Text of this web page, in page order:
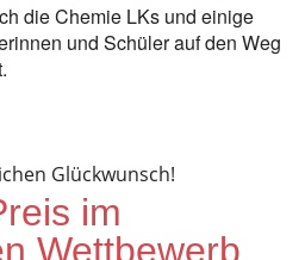
die Chemie LKs und einige
und Schüler auf den Weg
Glückwunsch!
im
Wettbewerb